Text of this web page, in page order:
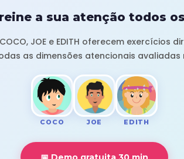
a sua atenção todos
JOE e EDITH oferecem exercícios
as dimensões atencionais avaliadas
COCO JOE EDITH